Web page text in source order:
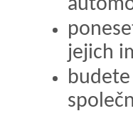
jejich